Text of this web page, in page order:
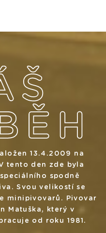
13.4.2009 na
tento den zde byla
spodně
Svou velikostí se
minipivovarů. Pivovar
Matuška, který v
od roku 1981.